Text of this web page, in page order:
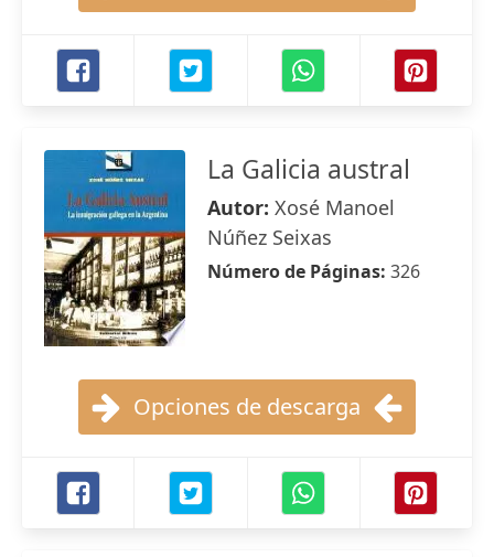
La Galicia austral
Autor: Xosé Manoel
Núñez Seixas
Número de Páginas: 326
Opciones de descarga